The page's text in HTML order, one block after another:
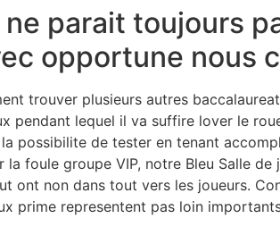
ne parait toujours
opportune nous
trouver plusieurs autres
pendant lequel il va suffire lover le
possibilite de tester en tenant
la foule groupe VIP, notre Bleu Salle
ont non dans tout vers les joueurs.
prime representent pas loin